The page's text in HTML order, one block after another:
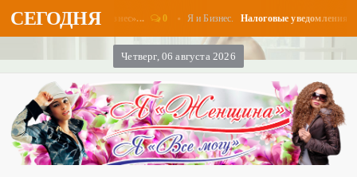
СЕГОДНЯ
в августе - «Бизнес»... 0 Я и Бизнес. Налоговые уведомления и
Четверг, 06 августа 2026